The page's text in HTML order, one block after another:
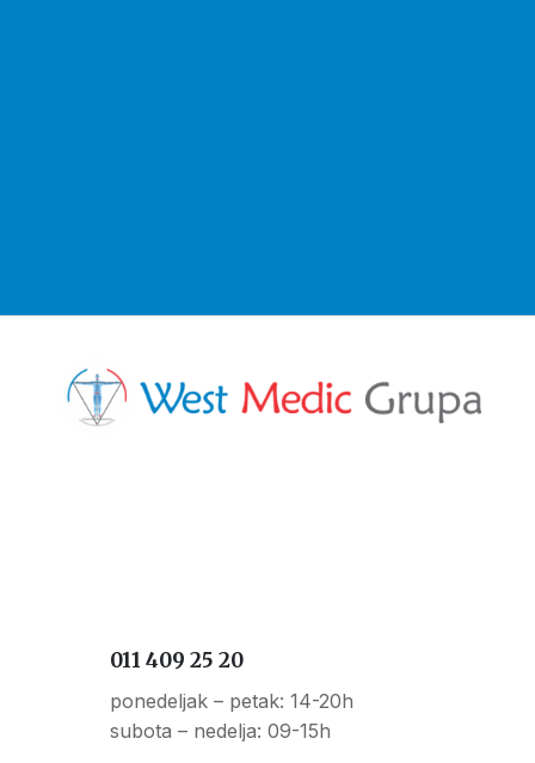
011 409 25 20
ponedeljak – petak: 14-20h
subota – nedelja: 09-15h